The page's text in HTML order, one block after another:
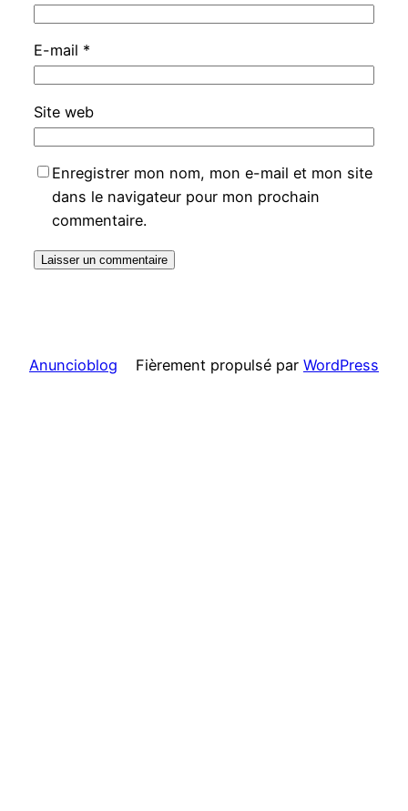
E-mail *
Site web
Enregistrer mon nom, mon e-mail et mon site
dans le navigateur pour mon prochain
commentaire.
Anuncioblog Fièrement propulsé par WordPress